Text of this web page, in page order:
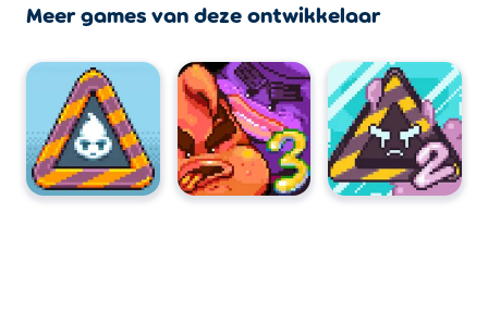
Meer games van deze ontwikkelaar